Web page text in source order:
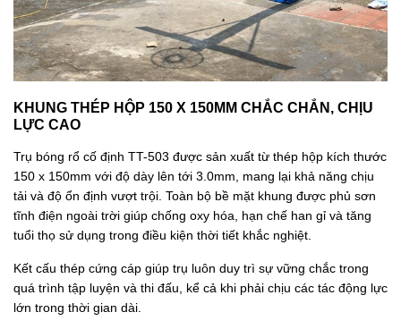
KHUNG THÉP HỘP 150 X 150MM CHẮC CHẮN, CHỊU
LỰC CAO
Trụ bóng rổ cố định TT-503 được sản xuất từ thép hộp kích thước
150 x 150mm với độ dày lên tới 3.0mm, mang lại khả năng chịu
tải và độ ổn định vượt trội. Toàn bộ bề mặt khung được phủ sơn
tĩnh điện ngoài trời giúp chống oxy hóa, hạn chế han gỉ và tăng
tuổi thọ sử dụng trong điều kiện thời tiết khắc nghiệt.
Kết cấu thép cứng cáp giúp trụ luôn duy trì sự vững chắc trong
quá trình tập luyện và thi đấu, kể cả khi phải chịu các tác động lực
lớn trong thời gian dài.